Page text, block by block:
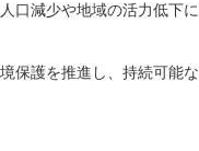
口減少や地域の活力低下に
保護を推進し、持続可能な